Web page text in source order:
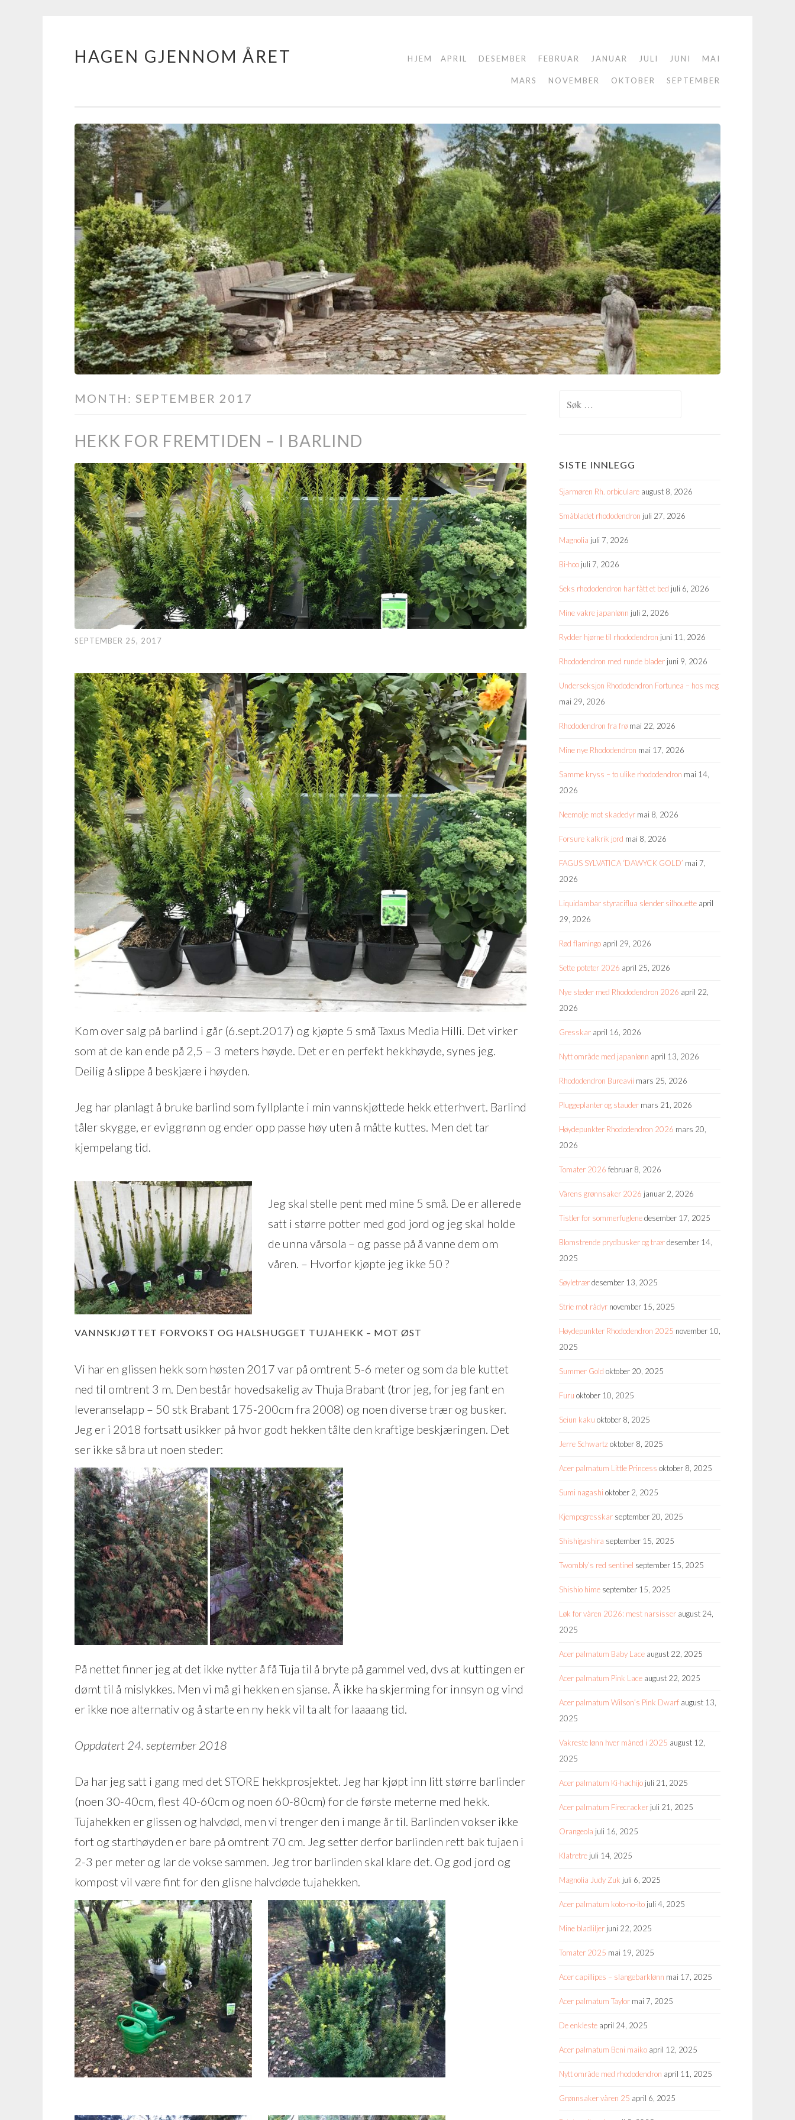
Skip
HAGEN GJENNOM ÅRET HJEM APRIL DESEMBER FEBRUAR JANUAR JULI JUNI MAI
MARS NOVEMBER OKTOBER SEPTEMBER
MONTH: SEPTEMBER 2017
HEKK FOR FREMTIDEN – I BARLIND
SEPTEMBER 25, 2017
Kom over salg på barlind i går (6.sept.2017) og kjøpte 5 små Taxus Media Hilli. Det virker
som at de kan ende på 2,5 – 3 meters høyde. Det er en perfekt hekkhøyde, synes jeg.
Deilig å slippe å beskjære i høyden.
Jeg har planlagt å bruke barlind som fyllplante i min vannskjøttede hekk etterhvert. Barlind
tåler skygge, er eviggrønn og ender opp passe høy uten å måtte kuttes. Men det tar
kjempelang tid.
Jeg skal stelle pent med mine 5 små. De er allerede
satt i større potter med god jord og jeg skal holde
de unna vårsola – og passe på å vanne dem om
våren. – Hvorfor kjøpte jeg ikke 50 ?
VANNSKJØTTET FORVOKST OG HALSHUGGET TUJAHEKK – MOT ØST
Vi har en glissen hekk som høsten 2017 var på omtrent 5-6 meter og som da ble kuttet
ned til omtrent 3 m. Den består hovedsakelig av Thuja Brabant (tror jeg, for jeg fant en
leveranselapp – 50 stk Brabant 175-200cm fra 2008) og noen diverse trær og busker.
Jeg er i 2018 fortsatt usikker på hvor godt hekken tålte den kraftige beskjæringen. Det
ser ikke så bra ut noen steder:
På nettet finner jeg at det ikke nytter å få Tuja til å bryte på gammel ved, dvs at kuttingen er
dømt til å mislykkes. Men vi må gi hekken en sjanse. Å ikke ha skjerming for innsyn og vind
er ikke noe alternativ og å starte en ny hekk vil ta alt for laaaang tid.
Oppdatert 24. september 2018
Da har jeg satt i gang med det STORE hekkprosjektet. Jeg har kjøpt inn litt større barlinder
(noen 30-40cm, flest 40-60cm og noen 60-80cm) for de første meterne med hekk.
Tujahekken er glissen og halvdød, men vi trenger den i mange år til. Barlinden vokser ikke
fort og starthøyden er bare på omtrent 70 cm. Jeg setter derfor barlinden rett bak tujaen i
2-3 per meter og lar de vokse sammen. Jeg tror barlinden skal klare det. Og god jord og
kompost vil være fint for den glisne halvdøde tujahekken.
SISTE INNLEGG
Sjarmøren Rh. orbiculare august 8, 2026
Småbladet rhododendron juli 27, 2026
Magnolia juli 7, 2026
Bi-hoo juli 7, 2026
Seks rhododendron har fått et bed juli 6, 2026
Mine vakre japanlønn juli 2, 2026
Rydder hjørne til rhododendron juni 11, 2026
Rhododendron med runde blader juni 9, 2026
Underseksjon Rhododendron Fortunea – hos meg
mai 29, 2026
Rhododendron fra frø mai 22, 2026
Mine nye Rhododendron mai 17, 2026
Samme kryss – to ulike rhododendron mai 14,
2026
Neemolje mot skadedyr mai 8, 2026
Forsure kalkrik jord mai 8, 2026
FAGUS SYLVATICA ‘DAWYCK GOLD’ mai 7,
2026
Liquidambar styraciflua slender silhouette april
29, 2026
Rød flamingo april 29, 2026
Sette poteter 2026 april 25, 2026
Nye steder med Rhododendron 2026 april 22,
2026
Gresskar april 16, 2026
Nytt område med japanlønn april 13, 2026
Rhododendron Bureavii mars 25, 2026
Pluggeplanter og stauder mars 21, 2026
Høydepunkter Rhododendron 2026 mars 20,
2026
Tomater 2026 februar 8, 2026
Vårens grønnsaker 2026 januar 2, 2026
Tistler for sommerfuglenedesember 17, 2025
Blomstrende prydbusker og trærdesember 14,
2025
Søyletrærdesember 13, 2025
Strie mot rådyr november 15, 2025
Høydepunkter Rhododendron 2025 november 10,
2025
Summer Gold oktober 20, 2025
Furu oktober 10, 2025
Seiun kaku oktober 8, 2025
Jerre Schwartzoktober 8, 2025
Acer palmatum Little Princess oktober 8, 2025
Sumi nagashi oktober 2, 2025
Kjempegresskar september 20, 2025
Shishigashira september 15, 2025
Twombly’s red sentinel september 15, 2025
Shishio hime september 15, 2025
Løk for våren 2026: mest narsisser august 24,
2025
Acer palmatum Baby Lace august 22, 2025
Acer palmatum Pink Lace august 22, 2025
Acer palmatum Wilson’s Pink Dwarf august 13,
2025
Vakreste lønn hver måned i 2025 august 12,
2025
Acer palmatum Ki-hachijo juli 21, 2025
Acer palmatum Firecracker juli 21, 2025
Orangeola juli 16, 2025
Klatretre juli 14, 2025
Magnolia Judy Zuk juli 6, 2025
Acer palmatum koto-no-ito juli 4, 2025
Mine bladliljer juni 22, 2025
Tomater 2025 mai 19, 2025
Acer capillipes – slangebarklønn mai 17, 2025
Acer palmatum Taylor mai 7, 2025
De enkleste april 24, 2025
Acer palmatum Beni maiko april 12, 2025
Nytt område med rhododendron april 11, 2025
Grønnsaker våren 25 april 6, 2025